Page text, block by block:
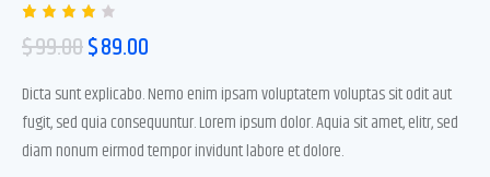
1
müşteri
puanına
dayanar
üzerind
en
4.00
puan
aldı
$99.00$89.00
Dicta sunt explicabo. Nemo enim ipsam voluptatem voluptas sit odit aut
fugit, sed quia consequuntur. Lorem ipsum dolor. Aquia sit amet, elitr, sed
diam nonum eirmod tempor invidunt labore et dolore.